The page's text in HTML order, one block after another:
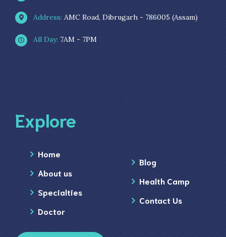
Address: AMC Road, Dibrugarh - 786005 (Assam)
All Day: 7AM - 7PM
Explore
Home
About us
Specialties
Doctor
Blog
Health Camp
Contact Us